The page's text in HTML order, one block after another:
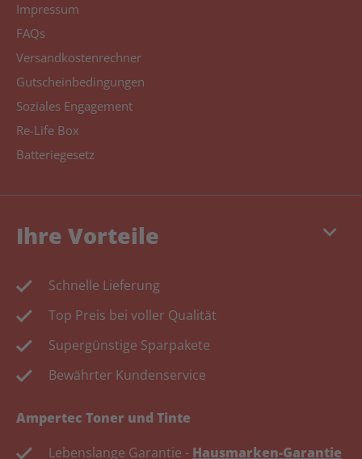
Impressum
FAQs
Versandkostenrechner
Gutscheinbedingungen
Soziales Engagement
Re-Life Box
Batteriegesetz
keyboard_arrow_down
Ihre Vorteile
Schnelle Lieferung
Top Preis bei voller Qualität
Supergünstige Sparpakete
Bewährter Kundenservice
Ampertec Toner und Tinte
Lebenslange Garantie - Hausmarken-Garantie